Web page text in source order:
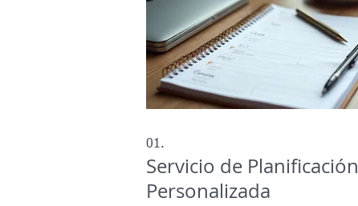
01.
Servicio de Planificación
Personalizada